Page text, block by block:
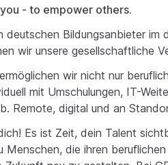
- to empower others.
deutschen Bildungsanbieter
wir unsere gesellschaftliche
wir nicht nur
mit Umschulungen, IT-
Remote, digital und an
Es ist Zeit, dein Talent
Menschen, die ihren